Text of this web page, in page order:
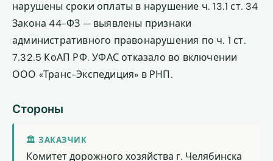
нарушены сроки оплаты в нарушение ч. 13.1 ст. 34
Закона 44-ФЗ — выявлены признаки
административного правонарушения по ч. 1 ст.
7.32.5 КоАП РФ. УФАС отказало во включении
ООО «Транс-Экспедиция» в РНП.
Стороны
🏛 ЗАКАЗЧИК
Комитет дорожного хозяйства г. Челябинска